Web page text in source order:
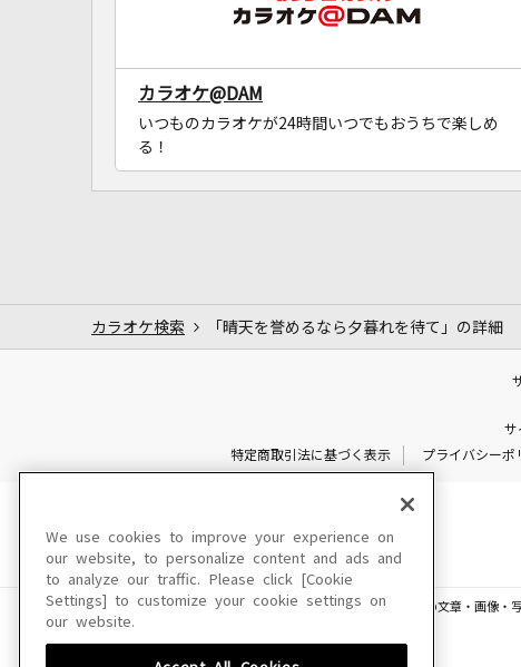
カラオケ@DAM
いつものカラオケが24時間いつでもおうちで楽しめ
る！
カラオケ検索 「晴天を誉めるなら夕暮れを待て」の詳細
サ
特定商取引法に基づく表示
プライバシーポ
このサイトに掲載されている一切の文章・画像・
We use cookies to improve your experience on
our website, to personalize content and ads and
to analyze our traffic. Please click [Cookie
Settings] to customize your cookie settings on
our website.